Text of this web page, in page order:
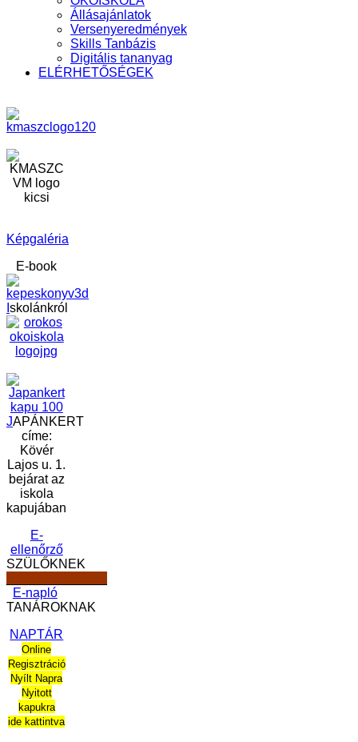
Állásajánlatok
Versenyeredmények
Skills Tanbázis
Digitális tananyag
ELÉRHETŐSÉGEK
Képgaléria
E-book
skolánkról
JAPÁNKERT
címe:
Kövér
Lajos u. 1.
bejárat az
iskola
kapujában
E-
ellenőrző
SZÜLŐKNEK
E-napló
TANÁROKNAK
NAPTÁR
Online
Regisztráció
Nyílt Napra
Nyitott
kapukra
ide kattintva